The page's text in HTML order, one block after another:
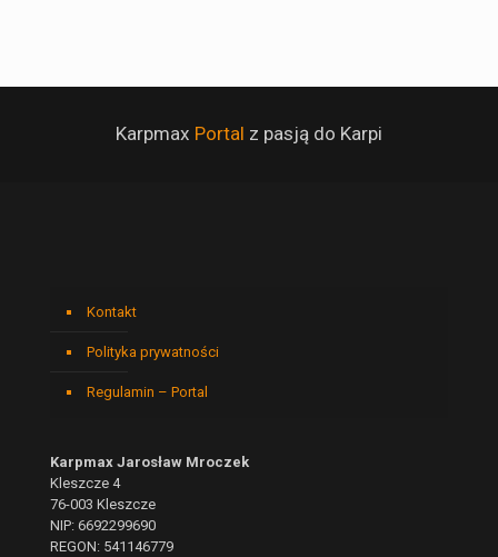
Karpmax Portal z pasją do Karpi
Kontakt
Polityka prywatności
Regulamin – Portal
Karpmax Jarosław Mroczek
Kleszcze 4
76-003 Kleszcze
NIP: 6692299690
REGON: 541146779